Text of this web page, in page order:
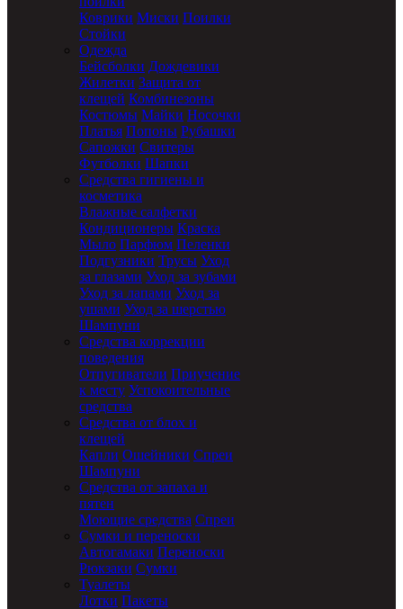
Коврики Миски Поилки
Стойки
Одежда
Бейсболки Дождевики
Жилетки Защита от
клещей Комбинезоны
Костюмы Майки Носочки
Платья Попоны Рубашки
Сапожки Свитеры
Футболки Шапки
Средства гигиены и
косметика
Влажные салфетки
Кондиционеры Краска
Мыло Парфюм Пеленки
Подгузники Трусы Уход
за глазами Уход за зубами
Уход за лапами Уход за
ушами Уход за шерстью
Шампуни
Средства коррекции
поведения
Отпугиватели Приучение
к месту Успокоительные
средства
Средства от блох и
клещей
Капли Ошейники Спреи
Шампуни
Средства от запаха и
пятен
Моющие средства Спреи
Сумки и переноски
Автогамаки Переноски
Рюкзаки Сумки
Туалеты
Лотки Пакеты